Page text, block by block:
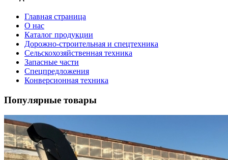
Главная страница
О нас
Каталог продукции
Дорожно-строительная и спецтехника
Сельскохозяйственная техника
Запасные части
Спецпредложения
Конверсионная техника
Популярные товары